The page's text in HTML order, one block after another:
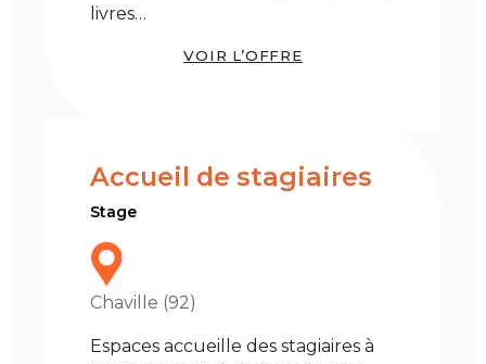
livres…
VOIR L’OFFRE
Accueil de stagiaires
Stage
Chaville (92)
Espaces accueille des stagiaires à